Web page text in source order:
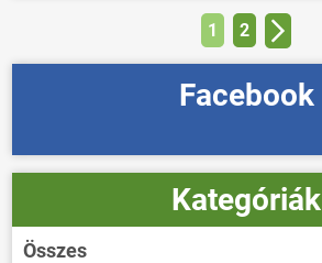
1 2
Facebook
Kategóriák
Összes